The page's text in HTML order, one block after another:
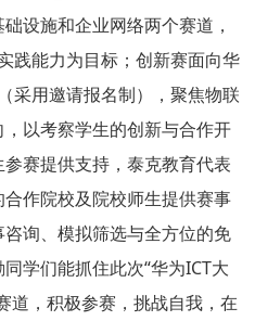
设施和企业网络两个赛道，
践能力为目标；创新赛面向华
采用邀请报名制），聚焦物联
以考察学生的创新与合作开
赛提供支持，泰克教育代表
作院校及院校师生提供赛事
询、模拟筛选与全方位的免
学们能抓住此次“华为ICT大
道，积极参赛，挑战自我，在